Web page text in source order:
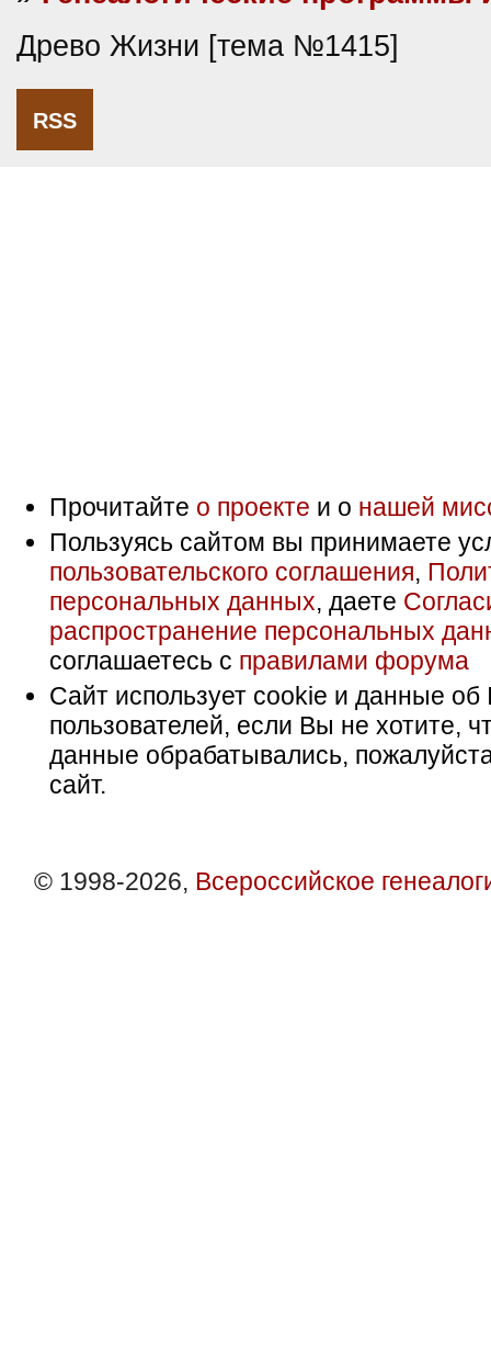
Древо Жизни [тема №1415]
RSS
Прочитайте о проекте и о нашей
Пользуясь сайтом вы принимаете
пользовательского соглашения,
персональных данных, даете
распространение персональных
соглашаетесь с правилами форума
Сайт использует cookie и данные об
пользователей, если Вы не хотите,
данные обрабатывались,
сайт.
© 1998-2026, Всероссийское